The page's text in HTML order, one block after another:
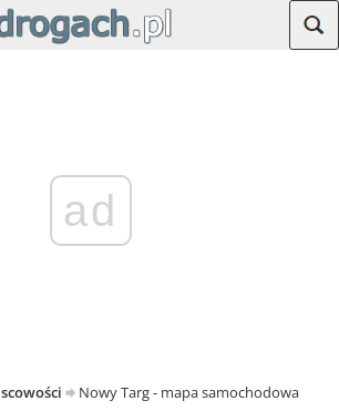
ad
Nowy Targ - mapa samochodowa